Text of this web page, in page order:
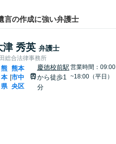
言の作成に強い弁護士
津 秀英 弁護士
総合法律事務所
熊
本
県
熊本
市中
央区
慶徳校前駅
から徒歩1
分
営業時間：09:00
~18:00（平日）